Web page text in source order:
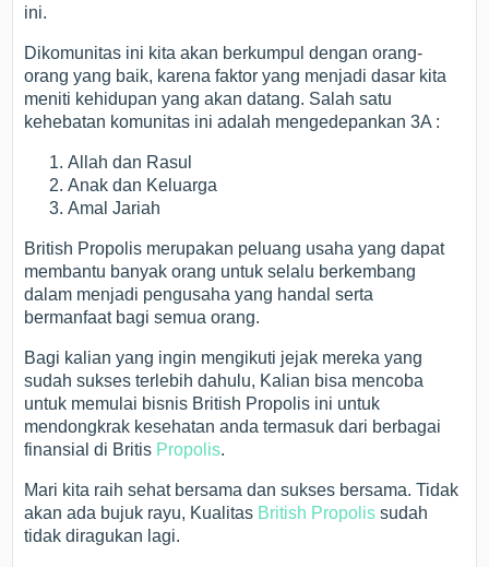
ini.
Dikomunitas ini kita akan berkumpul dengan orang-
orang yang baik, karena faktor yang menjadi dasar kita
meniti kehidupan yang akan datang. Salah satu
kehebatan komunitas ini adalah mengedepankan 3A :
Allah dan Rasul
Anak dan Keluarga
Amal Jariah
British Propolis merupakan peluang usaha yang dapat
membantu banyak orang untuk selalu berkembang
dalam menjadi pengusaha yang handal serta
bermanfaat bagi semua orang.
Bagi kalian yang ingin mengikuti jejak mereka yang
sudah sukses terlebih dahulu, Kalian bisa mencoba
untuk memulai bisnis British Propolis ini untuk
mendongkrak kesehatan anda termasuk dari berbagai
finansial di Britis Propolis.
Mari kita raih sehat bersama dan sukses bersama. Tidak
akan ada bujuk rayu, Kualitas British Propolis sudah
tidak diragukan lagi.